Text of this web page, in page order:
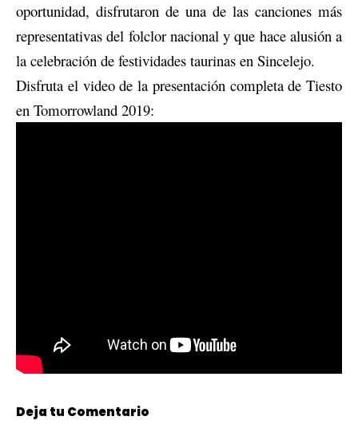
oportunidad, disfrutaron de una de las canciones más
representativas del folclor nacional y que hace alusión a
la celebración de festividades taurinas en Sincelejo.
Disfruta el video de la presentación completa de Tiesto
en Tomorrowland 2019:
Deja tu Comentario